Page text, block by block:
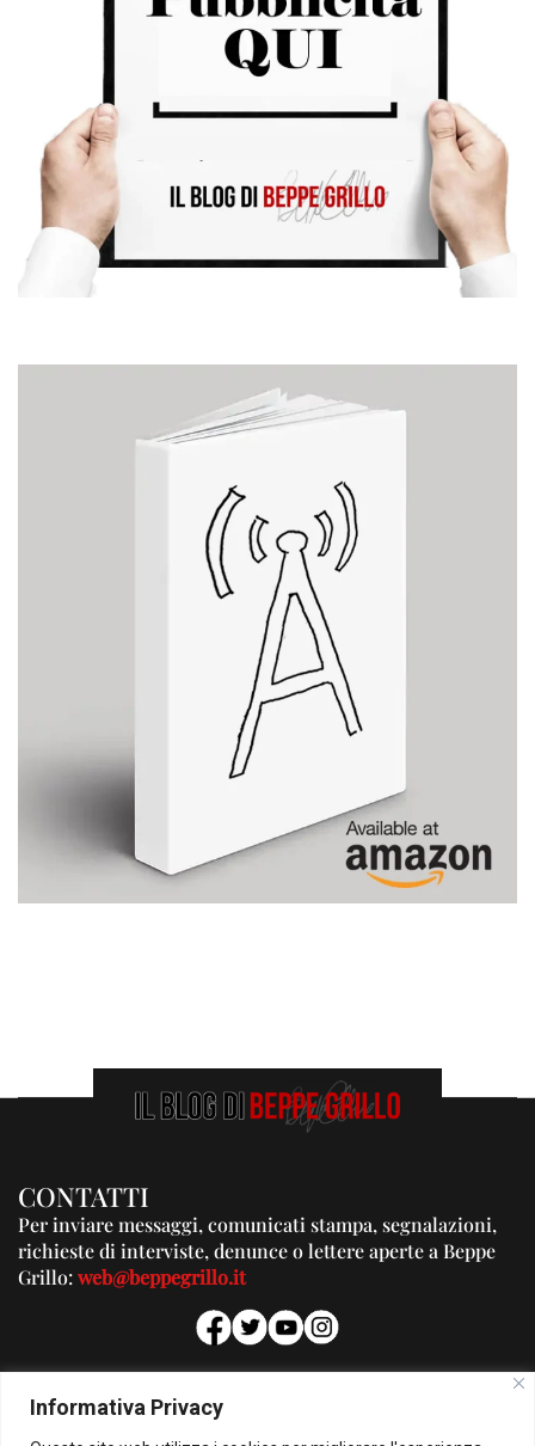
Informativa Privacy
CONTATTI
Per inviare messaggi, comunicati stampa, segnalazioni,
richieste di interviste, denunce o lettere aperte a Beppe
Grillo:web@beppegrillo.it
PUBBLICITA'
Per la tua pubblicità su questo Blog: